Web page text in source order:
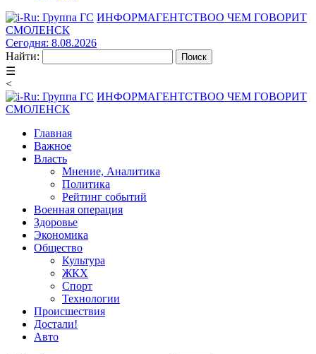
ИНФОРМАГЕНТСТВОО ЧЕМ ГОВОРИТ
СМОЛЕНСК
Сегодня: 8.08.2026
Найти:
☰
<
ИНФОРМАГЕНТСТВОО ЧЕМ ГОВОРИТ
СМОЛЕНСК
Главная
Важное
Власть
Мнение, Аналитика
Политика
Рейтинг событий
Военная операция
Здоровье
Экономика
Общество
Культура
ЖКХ
Спорт
Технологии
Происшествия
Достали!
Авто